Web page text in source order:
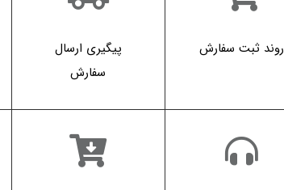
روند ثبت سفارش
پیگیری ارسال
سفارش